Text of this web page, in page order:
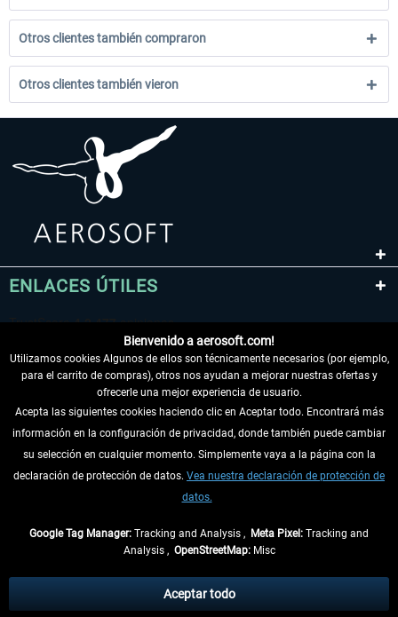
Otros clientes también compraron
Otros clientes también vieron
ENLACES ÚTILES
DESISTIR DEL CONTRATO
INFORMACIÓN
tasas de recepción si no se describe lo contrario
** De aplicación a envíos dentro de Alemania. Los plazos de envío para los
Bienvenido a aerosoft.com!
Utilizamos cookies Algunos de ellos son técnicamente necesarios (por ejemplo,
para el carrito de compras), otros nos ayudan a mejorar nuestras ofertas y
ofrecerle una mejor experiencia de usuario.
Acepta las siguientes cookies haciendo clic en Aceptar todo. Encontrará más
información en la configuración de privacidad, donde también puede cambiar
su selección en cualquier momento. Simplemente vaya a la página con la
declaración de protección de datos. Vea nuestra declaración de protección de
datos.
Google Tag Manager: Tracking and Analysis , Meta Pixel: Tracking and
Analysis , OpenStreetMap:Misc
Aceptar todo